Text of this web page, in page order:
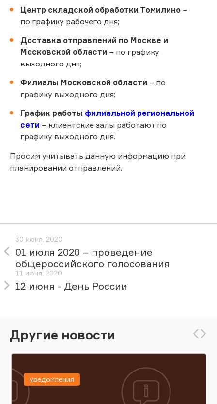
Центр складской обработки Томилино –
по графику рабочего дня;
Доставка отправлений по Москве и
Московской области – по графику
выходного дня;
Филиалы Московской области – по
графику выходного дня;
График работы филиальной региональной
сети – клиентские залы работают по
графику выходного дня.
Просим учитывать данную информацию при
планировании отправлений.
30 июня, 2020
01 июля 2020 – проведение
общероссийского голосования
11 июня, 2020
12 июня - День России
Другие новости
уведомления